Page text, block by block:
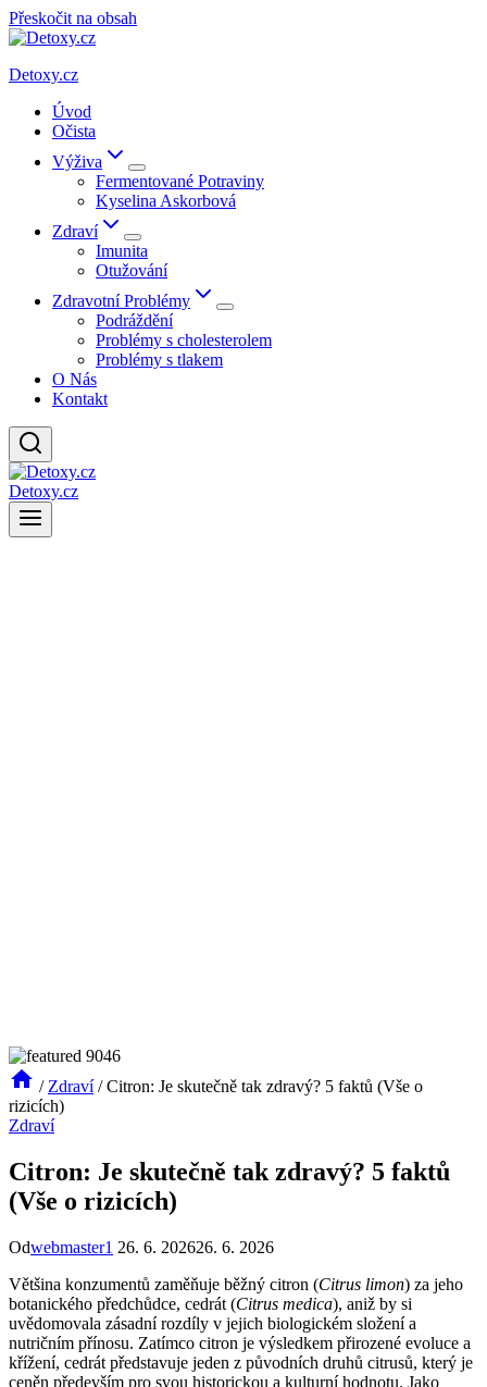
Přeskočit na obsah
Detoxy.cz
Úvod
Očista
Výživa
Fermentované Potraviny
Kyselina Askorbová
Zdraví
Imunita
Otužování
Zdravotní Problémy
Podráždění
Problémy s cholesterolem
Problémy s tlakem
O Nás
Kontakt
Detoxy.cz
/ Zdraví / Citron: Je skutečně tak zdravý? 5 faktů (Vše o
rizicích)
Zdraví
Citron: Je skutečně tak zdravý? 5 faktů
(Vše o rizicích)
Odwebmaster1 26. 6. 202626. 6. 2026
Většina konzumentů zaměňuje běžný citron (Citrus limon) za jeho
botanického předchůdce, cedrát (Citrus medica), aniž by si
uvědomovala zásadní rozdíly v jejich biologickém složení a
nutričním přínosu. Zatímco citron je výsledkem přirozené evoluce a
křížení, cedrát představuje jeden z původních druhů citrusů, který je
ceněn především pro svou historickou a kulturní hodnotu. Jako